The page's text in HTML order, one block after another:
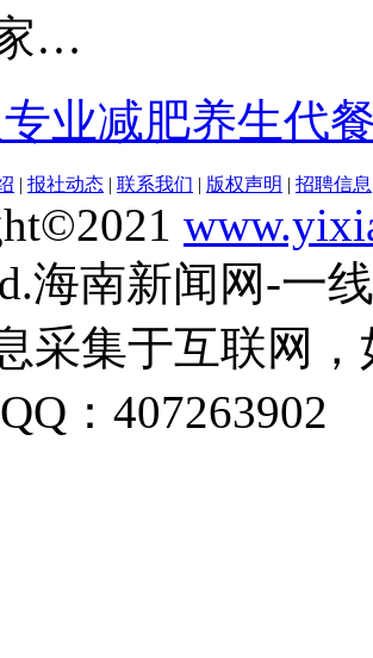
…
业减肥养生代
| 报社动态 | 联系我们 | 版权声明 | 招聘信息
海南新闻网-一
采集于互联网
：407263902